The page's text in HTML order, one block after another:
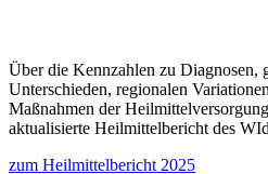
Über die Kennzahlen zu Diagnosen,
Unterschieden, regionalen
Maßnahmen der
aktualisierte Heilmittelbericht des
zum Heilmittelbericht 2025